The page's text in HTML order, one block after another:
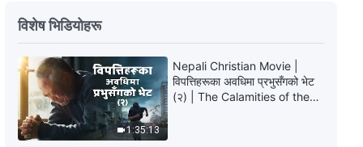
3:41
परमेश्‍वरका दैनिक वचनहरू: बाइबल सम्‍बन्धी
रहस्यहरू | अंश २७८
विशेष भिडियोहरू
1:35:13
Nepali Christian Movie |
विपत्तिहरूका अवधिमा प्रभुसँगको भेट
(२) | The Calamities of the